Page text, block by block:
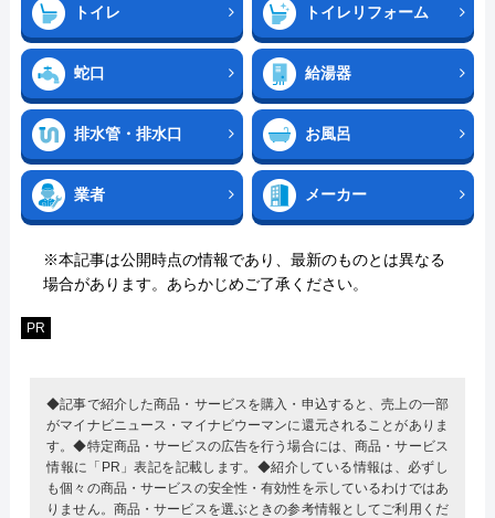
トイレ トイレリフォーム
蛇口 給湯器
排水管・排水口 お風呂
業者 メーカー
※本記事は公開時点の情報であり、最新のものとは異なる
場合があります。あらかじめご了承ください。
PR
◆記事で紹介した商品・サービスを購入・申込すると、売上の一部
がマイナビニュース・マイナビウーマンに還元されることがありま
す。◆特定商品・サービスの広告を行う場合には、商品・サービス
情報に「PR」表記を記載します。◆紹介している情報は、必ずし
も個々の商品・サービスの安全性・有効性を示しているわけではあ
りません。商品・サービスを選ぶときの参考情報としてご利用くだ